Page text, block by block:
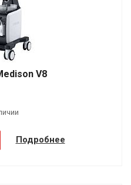
V8
Подробнее